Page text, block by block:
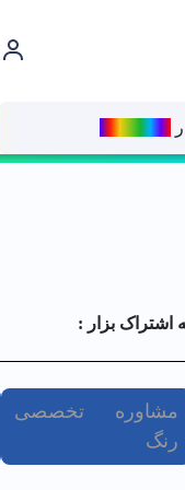
اشتراک بزار :
مشاوره تخصصی
رنگ